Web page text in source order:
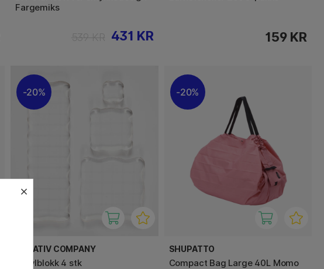
Fargemiks
431 KR 159 KR
20%
CREATIV COMPANY
Akrylblokk 4 stk
20%
SHUPATTO
Compact Bag Large 40L Momo